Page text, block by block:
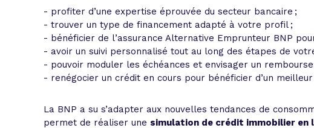
- profiter d’une expertise éprouvée du secteur bancaire ;
- trouver un type de financement adapté à votre profil ;
- bénéficier de l’assurance Alternative Emprunteur BNP
- avoir un suivi personnalisé tout au long des étapes de
- pouvoir moduler les échéances et envisager un
- renégocier un crédit en cours pour bénéficier d’un
La BNP a su s’adapter aux nouvelles tendances de
permet de réaliser une simulation de crédit immobilier en